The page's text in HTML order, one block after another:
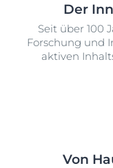
Der
Seit über 100
Forschung und
aktiven
Von